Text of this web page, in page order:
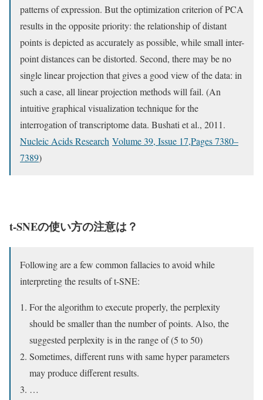
patterns of expression. But the optimization criterion of PCA
results in the opposite priority: the relationship of distant
points is depicted as accurately as possible, while small inter-
point distances can be distorted. Second, there may be no
single linear projection that gives a good view of the data: in
such a case, all linear projection methods will fail. (An
intuitive graphical visualization technique for the
interrogation of transcriptome data. Bushati et al., 2011.
Nucleic Acids Research Volume 39, Issue 17,Pages 7380–
7389)
t-SNEの使い方の注意は？
Following are a few common fallacies to avoid while
interpreting the results of t-SNE:
For the algorithm to execute properly, the perplexity
should be smaller than the number of points. Also, the
suggested perplexity is in the range of (5 to 50)
Sometimes, different runs with same hyper parameters
may produce different results.
…